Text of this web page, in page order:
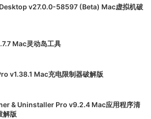
v27.0.0-58597 (Beta) Mac虚拟机破
Mac灵动岛工具
v1.38.1 Mac充电限制器破解版
& Uninstaller Pro v9.2.4 Mac应用程序清
解版